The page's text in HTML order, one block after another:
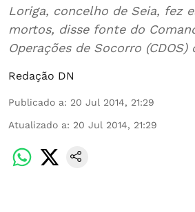
Loriga, concelho de Seia, fez
mortos, disse fonte do
Operações de Socorro (CDOS)
Redação DN
Publicado a: 20 Jul 2014, 21:29
Atualizado a: 20 Jul 2014, 21:29